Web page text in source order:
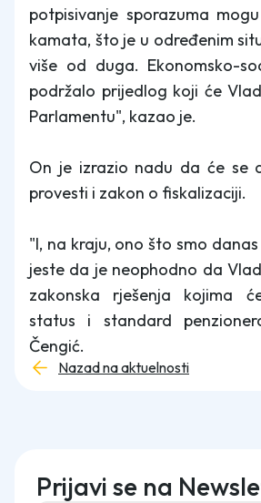
potpisivanje sporazuma
kamata, što je u određenim
više od duga. Ekonomsko-
podržalo prijedlog koji će
Parlamentu", kazao je.
On je izrazio nadu da će se
provesti i zakon o fiskalizaciji.
"I, na kraju, ono što smo
jeste da je neophodno da
zakonska rješenja kojima
status i standard
Čengić.
Nazad na aktuelnosti
Prijavi se na